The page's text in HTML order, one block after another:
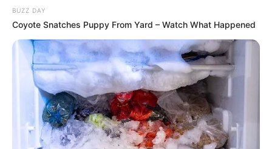
BUZZ DAY
Coyote Snatches Puppy From Yard – Watch What Happened